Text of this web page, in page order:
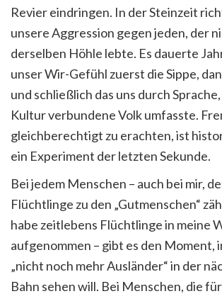
Revier eindringen. In der Steinzeit
unsere Aggression gegen jeden, der
derselben Höhle lebte. Es dauerte
unser Wir-Gefühl zuerst die Sippe,
und schließlich das uns durch
Kultur verbundene Volk umfasste.
gleichberechtigt zu erachten, ist
ein Experiment der letzten Sekunde.
Bei jedem Menschen – auch bei mir,
Flüchtlinge zu den „Gutmenschen“
habe zeitlebens Flüchtlinge in meine
aufgenommen – gibt es den Moment,
„nicht noch mehr Ausländer“ in der
Bahn sehen will. Bei Menschen, die